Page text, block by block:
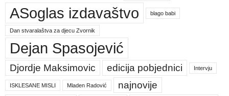
ASoglas izdavaštvo blago babi
Dan stvaralaštva za djecu Zvornik
Dejan Spasojević
Djordje Maksimovic edicija pobjednici Intervju
ISKLESANE MISLI Mladen Radović najnovije